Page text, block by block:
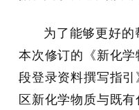
为了能够更好
本次修订的《新化
段登录资料撰写指
区新化学物质与既